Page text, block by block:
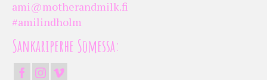
ami@motherandmilk.fi
#amilindholm
Sankariperhe Somessa: